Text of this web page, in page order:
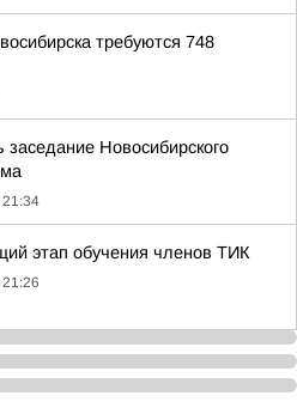
требуются 748
заседание Новосибирского
21:34
этап обучения членов ТИК